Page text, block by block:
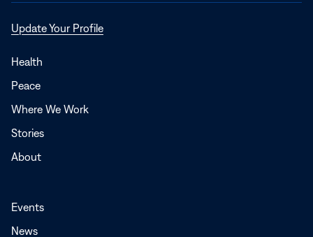
Update Your ProfileOpens
Health
Peace
Where We Work
Stories
About
Events
News